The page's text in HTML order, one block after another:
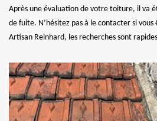
Après une évaluation de votre toiture, il va
de fuite. N’hésitez pas à le contacter si vous
Artisan Reinhard, les recherches sont